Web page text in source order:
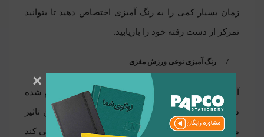
زمان بسیار کمی را به رنگ آمیزی اختصاص دهید تا بتوانید
تمرکز از دست رفته خود را بازیابید.
رنگ آمیزی نوعی ورزش مغزی
آدام لیپسون جراح مغز و اعصاب طبق مطالعات انجام شده
دریافته است که فعالیت های اینچنینی بر عملکرد ذهن تاثیر
مثبتی دارد. رنگ آمیزی قسمت هایی از مغز را فعال می کند
×